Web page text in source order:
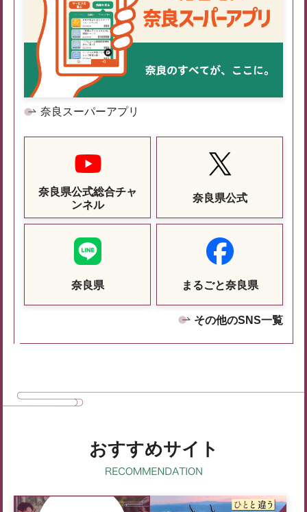
奈良スーパーアプリ
奈良県公式総合チャ
ンネル
奈良県公式
奈良県 まるごと奈良県
その他のSNS一覧
おすすめサイト